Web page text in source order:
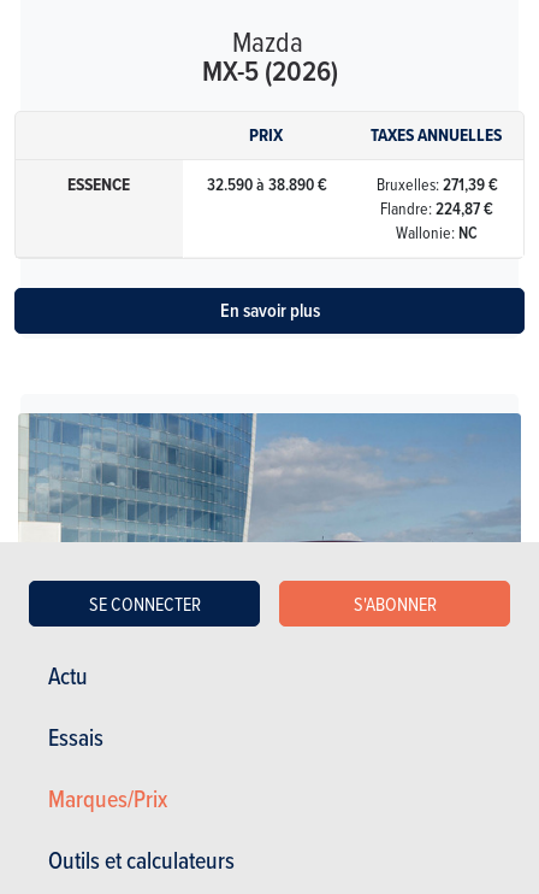
Actu
Essais
Marques/Prix
Outils et calculateurs
SE CONNECTER S'ABONNER
Mazda
MX-5 (2026)
PRIX
TAXES ANNUELLES
ESSENCE
32.590 à 38.890 € Bruxelles:271,39 €
Flandre:224,87 €
Wallonie:NC
En savoir plus
Mazda
MX-5 Coupé (2026)